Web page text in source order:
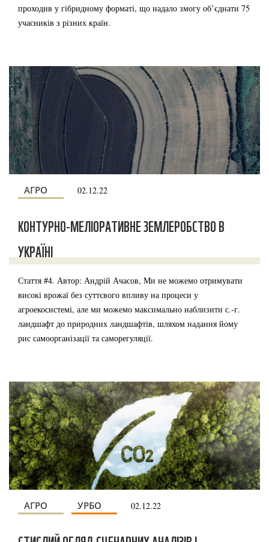
проходив у гібридному форматі, що надало змогу об’єднати 75
учасників з різних країн.
АГРО 02.12.22
КОНТУРНО-МЕЛІОРАТИВНЕ ЗЕМЛЕРОБСТВО В
УКРАЇНІ
Стаття #4. Автор: Андрій Ачасов, Ми не можемо отримувати
високі врожаї без суттєвого впливу на процеси у
агроекосистемі, але ми можемо максимально наблизити с.-г.
ландшафт до природних ландшафтів, шляхом надання йому
рис самоорганізації та саморегуляції.
АГРО УРБО 02.12.22